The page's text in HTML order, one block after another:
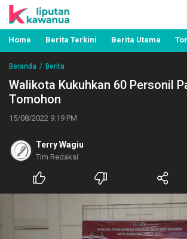
Liputan Kawanua
Berita Manado, Sulawesi Utara,
Pemerintahan, Hukum Kriminal dan
Home Berita Terkini Berita Utama
Beranda Berita
Walikota Kukuhkan 60 Personil
Tomohon
15/08/2022 9:19 PM
Terry Wagiu
Tim Redaksi